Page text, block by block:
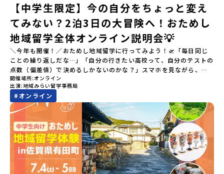
【中学生限定】今の自分をちょっと変え
てみない？2泊3日の大冒険へ！おためし
地域留学全体オンライン説明会💡
＼今年も開催！／おためし地域留学に行ってみよう！🛫「毎日同じ
ことの繰り返しだな…」「自分の行きたい高校って、自分のテストの
点数（偏差値）で決めるしかないのかな？」スマホを見ながら、進
路にモヤモヤしているそこのあなたへ！👀テストの点数ではなく、
あなたの「ワクワク（＝自分軸）」で進路を選ぶ。そんな新しい選
択肢が、「地域みらい留学」です。「でも、いきなり知らない土地
の高校に進学するなんて不安…」そんな人のために、2泊3日で気軽
にプチ体験できる【おためし地域留学】の魅力を凝縮したオンライ
ン説明会のアーカイブ（録画）を公開中です！✨＼🔥ここがすごい！
🔥／おためし地域留学 3つのワクワク🔥🔥 ①スマホじゃわからない
「圧倒的な感動」！教科書を読むだけじゃわからない、その地域な
らではの大自然や歴史を「五感」でフル体験！カヌーに乗ったり、
伝統文化に触れたり、本物の冒険が待っています！🔥 ②「初めまし
開催場所 オンライン
出演 地域みらい留学事務局
#オンライン